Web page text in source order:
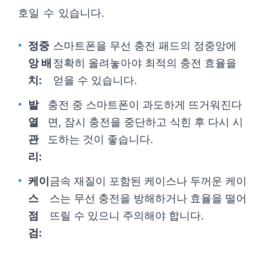
호일 수 있습니다.
정중
앙 배
치:
스마트폰을 무선 충전 패드의 정중앙에
정확히 올려놓아야 최적의 충전 효율을
얻을 수 있습니다.
발
열
관
리:
충전 중 스마트폰이 과도하게 뜨거워진다
면, 잠시 충전을 중단하고 식힌 후 다시 시
도하는 것이 좋습니다.
케이
스
점
검:
금속 재질이 포함된 케이스나 두꺼운 케이
스는 무선 충전을 방해하거나 효율을 떨어
뜨릴 수 있으니 주의해야 합니다.